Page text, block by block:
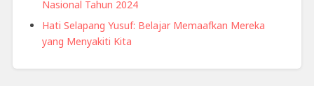
Nasional Tahun 2024
Hati Selapang Yusuf: Belajar Memaafkan Mereka
yang Menyakiti Kita